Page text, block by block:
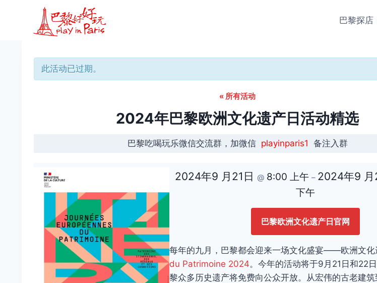
巴黎探店
此活动已过期。
« 所有活动
2024年巴黎欧洲文化遗产日活动精选
巴黎吃喝玩乐微信交流群，加微信 playinparis1 备注入群
2024年9 月21日 @ 8:00 上午 – 2024年9 月
下午
巴黎欧洲文化遗产日官网
每年的九月，巴黎都会迎来一场文化盛宴——欧洲文
du Patrimoine 2024。今年的活动将于9月21日和22
黎众多历史遗产将免费向公众开放。从宏伟的古老建